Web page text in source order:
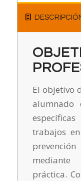
El objetivo
alumnado
trabajos
práctica.